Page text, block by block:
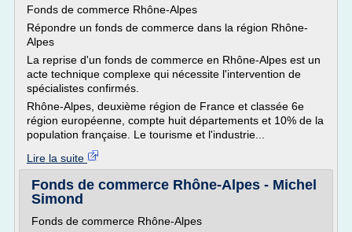
Fonds de commerce Rhône-Alpes
Répondre un fonds de commerce dans la région Rhône-
Alpes
La reprise d'un fonds de commerce en Rhône-Alpes est un
acte technique complexe qui nécessite l'intervention de
spécialistes confirmés.
Rhône-Alpes, deuxième région de France et classée 6e
région européenne, compte huit départements et 10% de la
population française. Le tourisme et l'industrie...
Lire la suite
Fonds de commerce Rhône-Alpes - Michel
Simond
Fonds de commerce Rhône-Alpes